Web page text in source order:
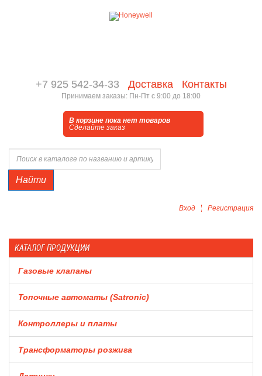
+7 925 542-34-33 Доставка Контакты
Принимаем заказы: Пн-Пт с 9:00 до 18:00
В корзине пока нет товаров
Сделайте заказ
Найти
Вход Регистрация
КАТАЛОГ ПРОДУКЦИИ
Газовые клапаны
Топочные автоматы (Satronic)
Контроллеры и платы
Трансформаторы розжига